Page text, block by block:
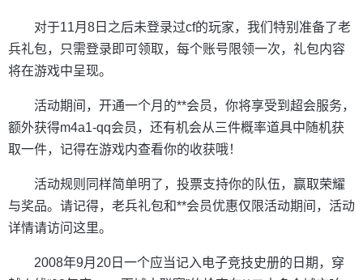
对于11月8日之后未登录过cf的玩家，我们特别准备了老
兵礼包，只需登录即可领取，每个账号限领一次，礼包内容
将在游戏中呈现。
活动期间，开通一个月的**会员，你将享受到超会服务，
额外获得m4a1-qq会员，还有机会从三件概率道具中随机获
取一件，记得在游戏内查看你的收获哦！
活动规则同样简单明了，投票支持你的队伍，赢取荣耀
与奖品。请记得，老兵礼包和**会员优惠仅限活动期间，活动
详情请访问这里。
2008年9月20日一个应当记入电子竞技史册的日期，穿